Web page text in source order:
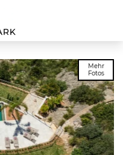
Mehr
Fotos